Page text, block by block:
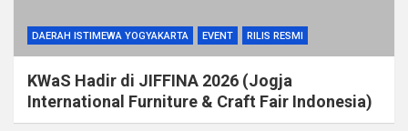
DAERAH ISTIMEWA YOGYAKARTA EVENT RILIS RESMI
KWaS Hadir di JIFFINA 2026 (Jogja
International Furniture & Craft Fair Indonesia)